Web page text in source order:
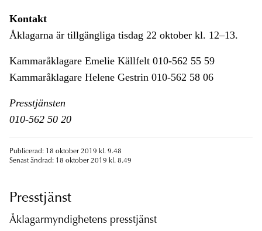
Kontakt
Åklagarna är tillgängliga tisdag 22 oktober kl. 12–13.
Kammaråklagare Emelie Källfelt 010-562 55 59
Kammaråklagare Helene Gestrin 010-562 58 06
Presstjänsten
010-562 50 20
Publicerad: 18 oktober 2019 kl. 9.48
Senast ändrad: 18 oktober 2019 kl. 8.49
Presstjänst
Åklagarmyndighetens presstjänst